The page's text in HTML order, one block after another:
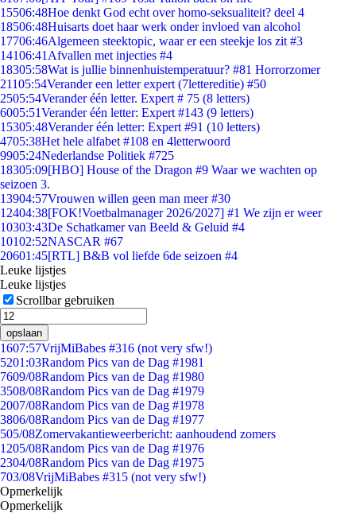
15506:48Hoe denkt God echt over homo-seksualiteit? deel 4
18506:48Huisarts doet haar werk onder invloed van alcohol
17706:46Algemeen steektopic, waar er een steekje los zit #3
14106:41 Afvallen met injecties #4
18305:58Wat is jullie binnenhuistemperatuur? #81 Horrorzomer
21105:54Verander een letter expert (7lettereditie) #50
2505:54Verander één letter. Expert # 75 (8 letters)
6005:51Verander één letter: Expert #143 (9 letters)
15305:48Verander één letter: Expert #91 (10 letters)
4705:38Het hele alfabet #108 en 4letterwoord
9905:24Nederlandse Politiek #725
18305:09[HBO] House of the Dragon #9 Waar we wachten op
seizoen 3.
13904:57Vrouwen willen geen man meer #30
12404:38[FOK!Voetbalmanager 2026/2027] #1 We zijn er weer
10303:43De Schatkamer van Beeld & Geluid #4
10102:52NASCAR #67
20601:45[RTL] B&B vol liefde 6de seizoen #4
Leuke lijstjes
Leuke lijstjes
Scrollbar gebruiken
opslaan
1607:57VrijMiBabes #316 (not very sfw!)
5201:03Random Pics van de Dag #1981
7609/08Random Pics van de Dag #1980
3508/08Random Pics van de Dag #1979
2007/08Random Pics van de Dag #1978
3806/08Random Pics van de Dag #1977
505/08Zomervakantieweerbericht: aanhoudend zomers
1205/08Random Pics van de Dag #1976
2304/08Random Pics van de Dag #1975
703/08VrijMiBabes #315 (not very sfw!)
Opmerkelijk
Opmerkelijk